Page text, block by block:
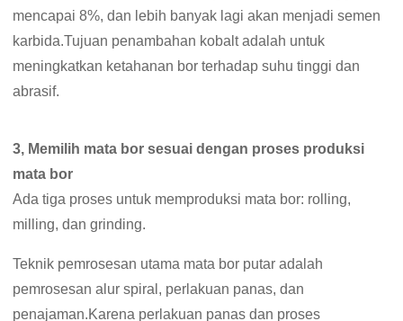
mencapai 8%, dan lebih banyak lagi akan menjadi semen
karbida.Tujuan penambahan kobalt adalah untuk
meningkatkan ketahanan bor terhadap suhu tinggi dan
abrasif.
3, Memilih mata bor sesuai dengan proses produksi
mata bor
Ada tiga proses untuk memproduksi mata bor: rolling,
milling, dan grinding.
Teknik pemrosesan utama mata bor putar adalah
pemrosesan alur spiral, perlakuan panas, dan
penajaman.Karena perlakuan panas dan proses